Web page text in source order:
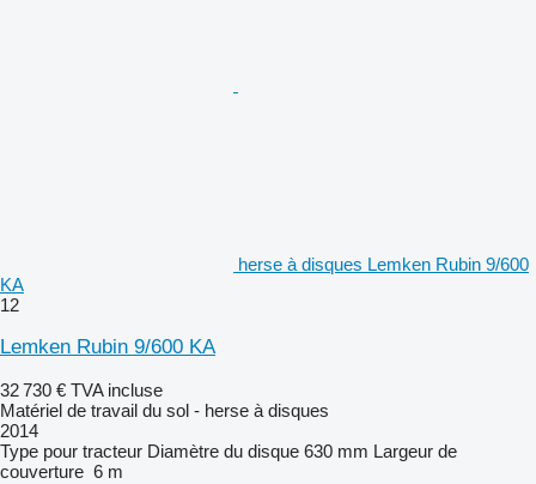
herse à disques Lemken Rubin 9/600
KA
12
Lemken Rubin 9/600 KA
32 730 € TVA incluse
Matériel de travail du sol - herse à disques
2014
Type pour tracteur Diamètre du disque 630 mm Largeur de
couverture 6 m